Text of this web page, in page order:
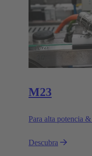
M23
Para alta potencia
Descubra